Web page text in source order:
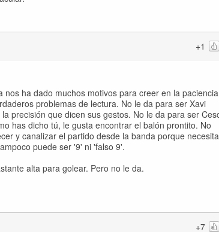
+1
ha dado muchos motivos para creer en la paciencia
problemas de lectura. No le da para ser Xavi
precisión que dicen sus gestos. No le da para ser
has dicho tú, le gusta encontrar el balón prontito. No
y canalizar el partido desde la banda porque necesita
puede ser '9' ni 'falso 9'.
alta para golear. Pero no le da.
+7